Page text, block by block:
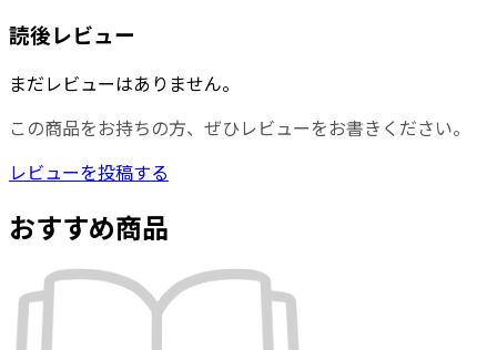
読後レビュー
まだレビューはありません。
この商品をお持ちの方、ぜひレビューをお書きください。
レビューを投稿する
おすすめ商品